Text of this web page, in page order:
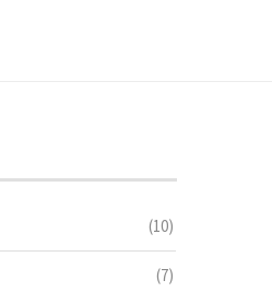
(10)
(7)